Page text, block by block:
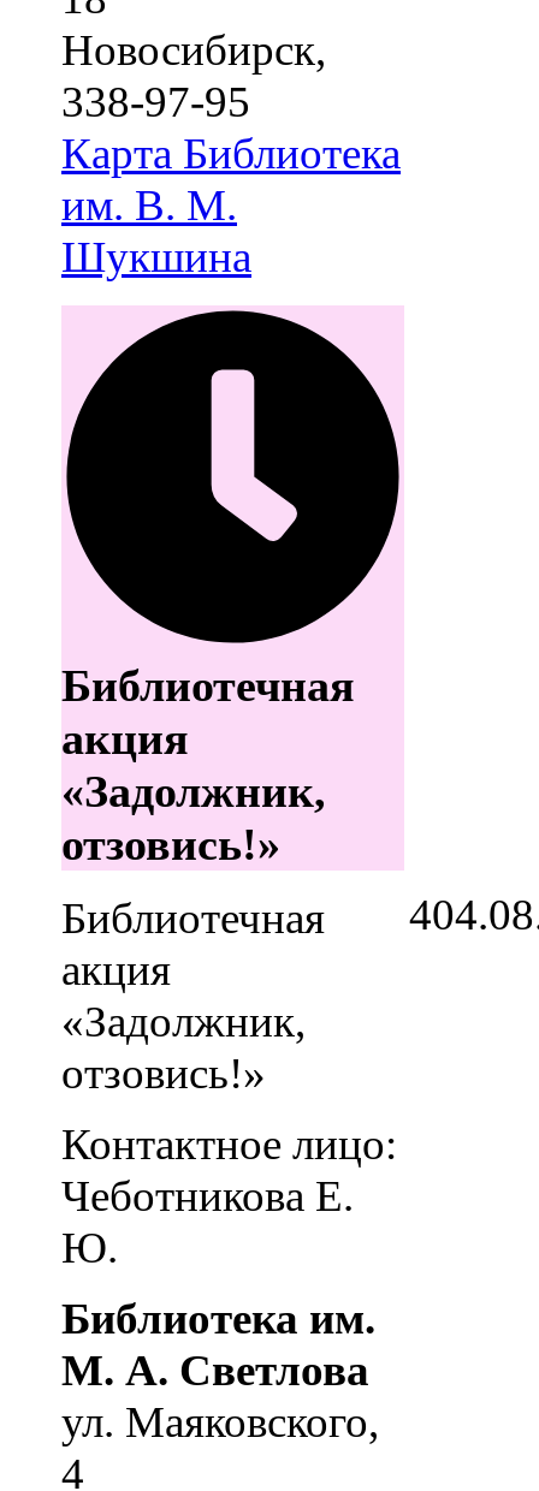
Новосибирск,
338-97-95
Карта Библиотека
им. В. М.
Шукшина
Библиотечная
акция
«Задолжник,
отзовись!»
Библиотечная
акция
«Задолжник,
отзовись!»
Контактное лицо:
Чеботникова Е.
Ю.
Библиотека им.
М. А. Светлова
ул. Маяковского,
4
4